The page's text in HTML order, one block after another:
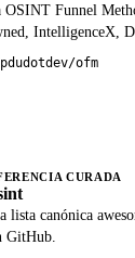
OSINT Funnel
IntelligenceX,
ofm
CURADA
lista canónica
GitHub.